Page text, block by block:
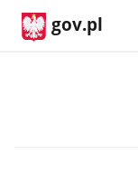
gov.pl